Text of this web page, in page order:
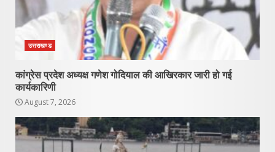
उत्तराखण्ड
कांग्रेस प्रदेश अध्यक्ष गणेश गोदियाल की आखिरकार जारी हो गई
कार्यकारिणी
August 7, 2026